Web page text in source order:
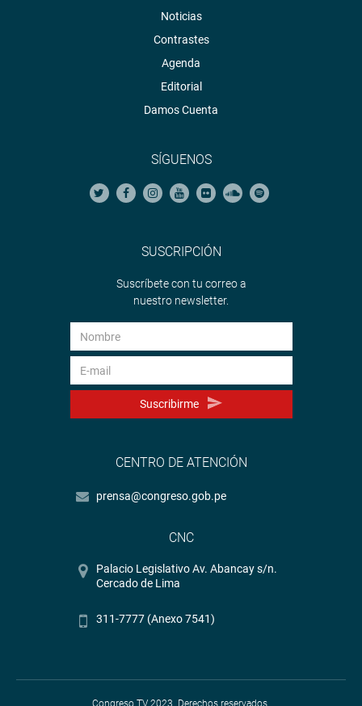
Noticias
Contrastes
Agenda
Editorial
Damos Cuenta
SÍGUENOS
SUSCRIPCIÓN
Suscríbete con tu correo a
nuestro newsletter.
Suscribirme
CENTRO DE ATENCIÓN
prensa@congreso.gob.pe
CNC
Palacio Legislativo Av. Abancay s/n.
Cercado de Lima
311-7777 (Anexo 7541)
Congreso TV 2023. Derechos reservados.